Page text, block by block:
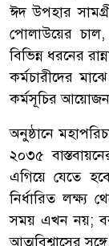
ঈদ উপহার
পোলাউয়ের
বিভিন্ন ধরনের
কর্মচারীদের
কর্মসূচির আয়োজন
অনুষ্ঠানে
২০৩৫
এগিয়ে যেতে
নির্ধারিত লক্ষ্য
সময় এখন নয়;
আত্মবিশ্বাসের